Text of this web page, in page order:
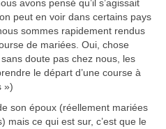
avons pensé qu’il s’agissait
peut en voir dans certains pays
sommes rapidement rendus
de mariées. Oui, chose
doute pas chez nous, les
le départ d’une course à
»)
son époux (réellement mariées
mais ce qui est sur, c’est que le